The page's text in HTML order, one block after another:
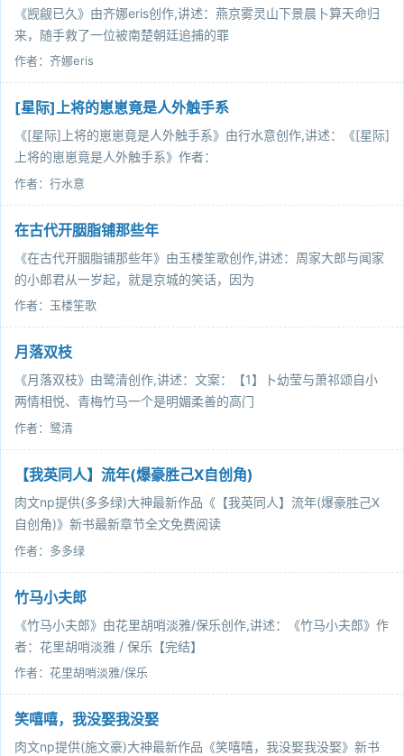
《觊觎已久》由齐娜eris创作,讲述：燕京雾灵山下景晨卜算天命归
来，随手救了一位被南楚朝廷追捕的罪
作者：齐娜eris
[星际]上将的崽崽竟是人外触手系
《[星际]上将的崽崽竟是人外触手系》由行水意创作,讲述：《[星际]
上将的崽崽竟是人外触手系》作者：
作者：行水意
在古代开胭脂铺那些年
《在古代开胭脂铺那些年》由玉楼笙歌创作,讲述：周家大郎与闻家
的小郎君从一岁起，就是京城的笑话，因为
作者：玉楼笙歌
月落双枝
《月落双枝》由鹭清创作,讲述：文案：【1】卜幼莹与萧祁颂自小
两情相悦、青梅竹马一个是明媚柔善的高门
作者：鹭清
【我英同人】流年(爆豪胜己X自创角)
肉文np提供(多多绿)大神最新作品《【我英同人】流年(爆豪胜己X
自创角)》新书最新章节全文免费阅读
作者：多多绿
竹马小夫郎
《竹马小夫郎》由花里胡哨淡雅/保乐创作,讲述：《竹马小夫郎》作
者：花里胡哨淡雅 / 保乐【完结】
作者：花里胡哨淡雅/保乐
笑嘻嘻，我没娶我没娶
肉文np提供(施文豪)大神最新作品《笑嘻嘻，我没娶我没娶》新书